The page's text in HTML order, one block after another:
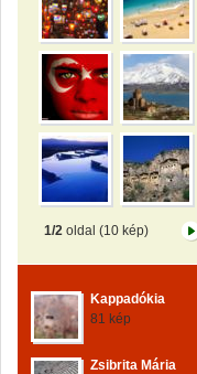
1/2oldal (10 kép)
Kappadókia
81 kép
Zsibrita Mária